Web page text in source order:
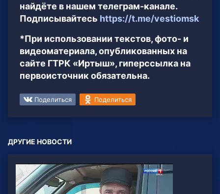
найдёте в нашем телеграм-канале.
Подписывайтесь https://t.me/vestiomsk
*При использовании текстов, фото- и
видеоматериала, опубликованных на
сайте ГТРК «Иртыш», гиперссылка на
первоисточник обязательна.
Поделиться Поделиться
ДРУГИЕ НОВОСТИ